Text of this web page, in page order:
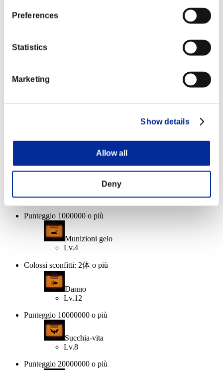
Preferences
Statistics
Marketing
Show details
Allow all
Deny
Punteggio 100000 o più
Lv.3
Punteggio 1000000 o più
Munizioni gelo
Lv.4
Colossi sconfitti: 2体 o più
Danno
Lv.12
Punteggio 10000000 o più
Succhia-vita
Lv.8
Punteggio 20000000 o più